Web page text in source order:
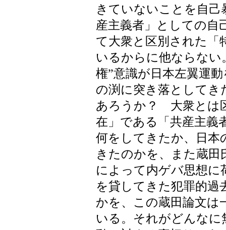
きていないことを自
産主義者」としての自
て大衆と区別された「
いるからに他ならな
権”意識が日本左翼運
の渕に突き落として
あろうか？ 大衆とは
在」である「共産主義
何をしてきたか、日本
きたのかを、また蔵
によって内ゲバ思想に
を貸してきた犯罪的過
かを、この蔵田論文は
いる。それがどんなに